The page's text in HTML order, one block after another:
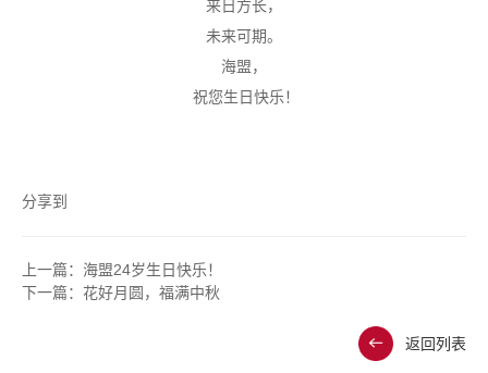
来日方长，
未来可期。
海盟，
祝您生日快乐！
分享到
上一篇： 海盟24岁生日快乐！
下一篇： 花好月圆，福满中秋
返回列表